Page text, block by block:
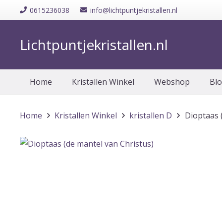
0615236038 info@lichtpuntjekristallen.nl
Lichtpuntjekristallen.nl
Home Kristallen Winkel Webshop
Home Kristallen Winkel kristallen D Dioptaas